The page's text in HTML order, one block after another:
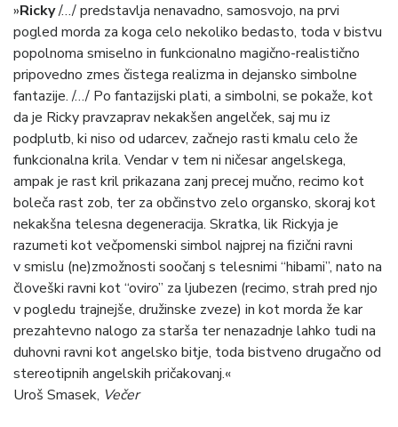
»Ricky/…/ predstavlja nenavadno, samosvojo, na prvi
pogled morda za koga celo nekoliko bedasto, toda v bistvu
popolnoma smiselno in funkcionalno magično-realistično
pripovedno zmes čistega realizma in dejansko simbolne
fantazije. /…/ Po fantazijski plati, a simbolni, se pokaže, kot
da je Ricky pravzaprav nekakšen angelček, saj mu iz
podplutb, ki niso od udarcev, začnejo rasti kmalu celo že
funkcionalna krila. Vendar v tem ni ničesar angelskega,
ampak je rast kril prikazana zanj precej mučno, recimo kot
boleča rast zob, ter za občinstvo zelo organsko, skoraj kot
nekakšna telesna degeneracija. Skratka, lik Rickyja je
razumeti kot večpomenski simbol najprej na fizični ravni
v smislu (ne)zmožnosti soočanj s telesnimi “hibami”, nato na
človeški ravni kot “oviro” za ljubezen (recimo, strah pred njo
v pogledu trajnejše, družinske zveze) in kot morda že kar
prezahtevno nalogo za starša ter nenazadnje lahko tudi na
duhovni ravni kot angelsko bitje, toda bistveno drugačno od
stereotipnih angelskih pričakovanj.«
Uroš Smasek, Večer